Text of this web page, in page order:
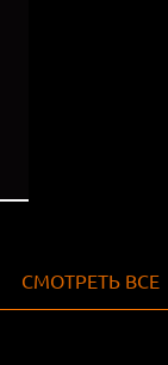
СМОТРЕТЬ ВСЕ